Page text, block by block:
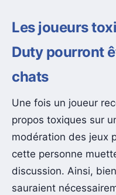
Les joueurs
Duty pourront
chats
Une fois un joueur
propos toxiques sur
modération des jeux
cette personne
discussion. Ainsi,
sauraient